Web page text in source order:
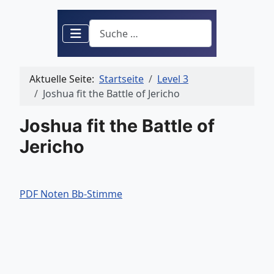
Suchen
Aktuelle Seite: Startseite
Level 3
Joshua fit the Battle of Jericho
Joshua fit the Battle of
Jericho
PDF Noten Bb-Stimme